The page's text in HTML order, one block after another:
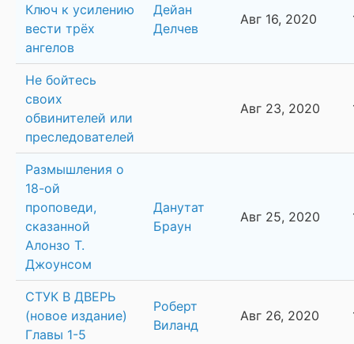
Ключ к усилению
вести трёх
ангелов
Дейан
Делчев
Авг 16, 2020
Не бойтесь
своих
обвинителей или
преследователей
Авг 23, 2020
Размышления о
18-ой
проповеди,
сказанной
Алонзо Т.
Джоунсом
Данутат
Браун
Авг 25, 2020
СТУК В ДВЕРЬ
(новое издание)
Главы 1-5
Роберт
Виланд
Авг 26, 2020